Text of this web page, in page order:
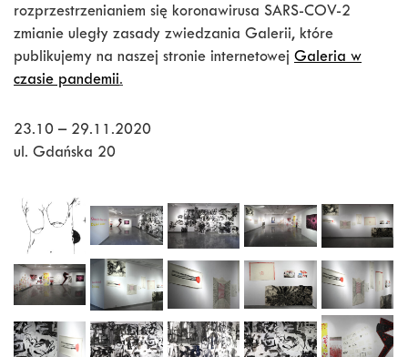
rozprzestrzenianiem się koronawirusa SARS-COV-2
zmianie uległy zasady zwiedzania Galerii, które
publikujemy na naszej stronie internetowej Galeria w
czasie pandemii.
23.10 – 29.11.2020
ul. Gdańska 20